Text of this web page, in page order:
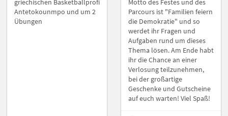
griechischen Basketballprofi
Antetokounmpo und um 2
Übungen
Motto des Festes und des
Parcours ist "Familien feiern
die Demokratie" und so
werdet ihr Fragen und
Aufgaben rund um dieses
Thema lösen. Am Ende habt
ihr die Chance an einer
Verlosung teilzunehmen,
bei der großartige
Geschenke und Gutscheine
auf euch warten! Viel Spaß!